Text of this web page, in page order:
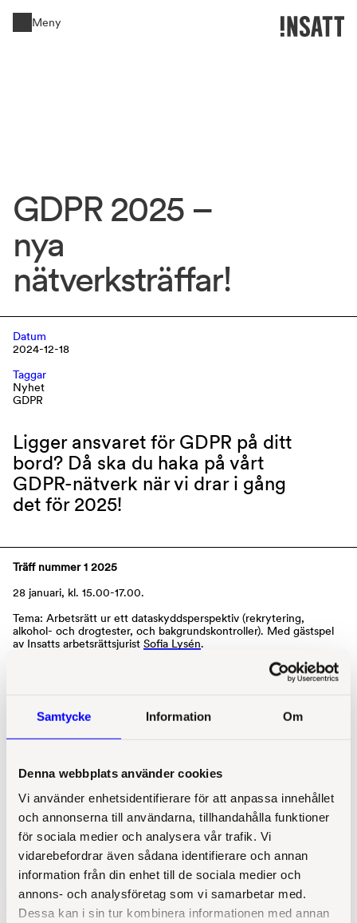
Samtycke Information Om
Denna webbplats använder cookies
Vi använder enhetsidentifierare för att anpassa innehållet
och annonserna till användarna, tillhandahålla funktioner
för sociala medier och analysera vår trafik. Vi
vidarebefordrar även sådana identifierare och annan
information från din enhet till de sociala medier och
annons- och analysföretag som vi samarbetar med.
Dessa kan i sin tur kombinera informationen med annan
Meny Stäng
GDPR 2025 –
nya
nätverksträffar!
Datum
2024-12-18
Taggar
Nyhet
GDPR
Ligger ansvaret för GDPR på ditt
bord? Då ska du haka på vårt
GDPR-nätverk när vi drar i gång
det för 2025!
Träff nummer 1 2025
28 januari, kl. 15.00-17.00.
Tema: Arbetsrätt ur ett dataskyddsperspektiv (rekrytering,
alkohol- och drogtester, och bakgrundskontroller). Med gästspel
av Insatts arbetsrättsjurist Sofia Lysén.
Tema: Ta chansen och påverka temat med dina önskemål!
750kr per tillfälle, 1300kr om man signar upp sig direkt för båda
Nätverksledare?
Daniel Glaad ochErik Österberg
Plats?
Insatt Jönköping, Parkgatan 6
Anmälan?